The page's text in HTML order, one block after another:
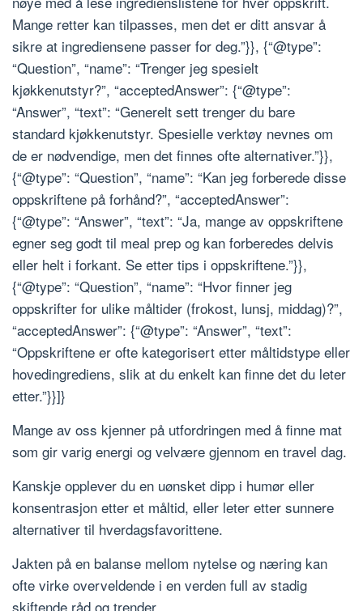
Mange retter kan tilpasses, men det er ditt ansvar å
sikre at ingrediensene passer for deg.”}}, {“@type”:
“Question”, “name”: “Trenger jeg spesielt
kjøkkenutstyr?”, “acceptedAnswer”: {“@type”:
“Answer”, “text”: “Generelt sett trenger du bare
standard kjøkkenutstyr. Spesielle verktøy nevnes om
de er nødvendige, men det finnes ofte alternativer.”}},
{“@type”: “Question”, “name”: “Kan jeg forberede disse
oppskriftene på forhånd?”, “acceptedAnswer”:
{“@type”: “Answer”, “text”: “Ja, mange av oppskriftene
egner seg godt til meal prep og kan forberedes delvis
eller helt i forkant. Se etter tips i oppskriftene.”}},
{“@type”: “Question”, “name”: “Hvor finner jeg
oppskrifter for ulike måltider (frokost, lunsj, middag)?”,
“acceptedAnswer”: {“@type”: “Answer”, “text”:
“Oppskriftene er ofte kategorisert etter måltidstype eller
hovedingrediens, slik at du enkelt kan finne det du leter
etter.”}}]}
Mange av oss kjenner på utfordringen med å finne mat
som gir varig energi og velvære gjennom en travel dag.
Kanskje opplever du en uønsket dipp i humør eller
konsentrasjon etter et måltid, eller leter etter sunnere
alternativer til hverdagsfavorittene.
Jakten på en balanse mellom nytelse og næring kan
ofte virke overveldende i en verden full av stadig
skiftende råd og trender.